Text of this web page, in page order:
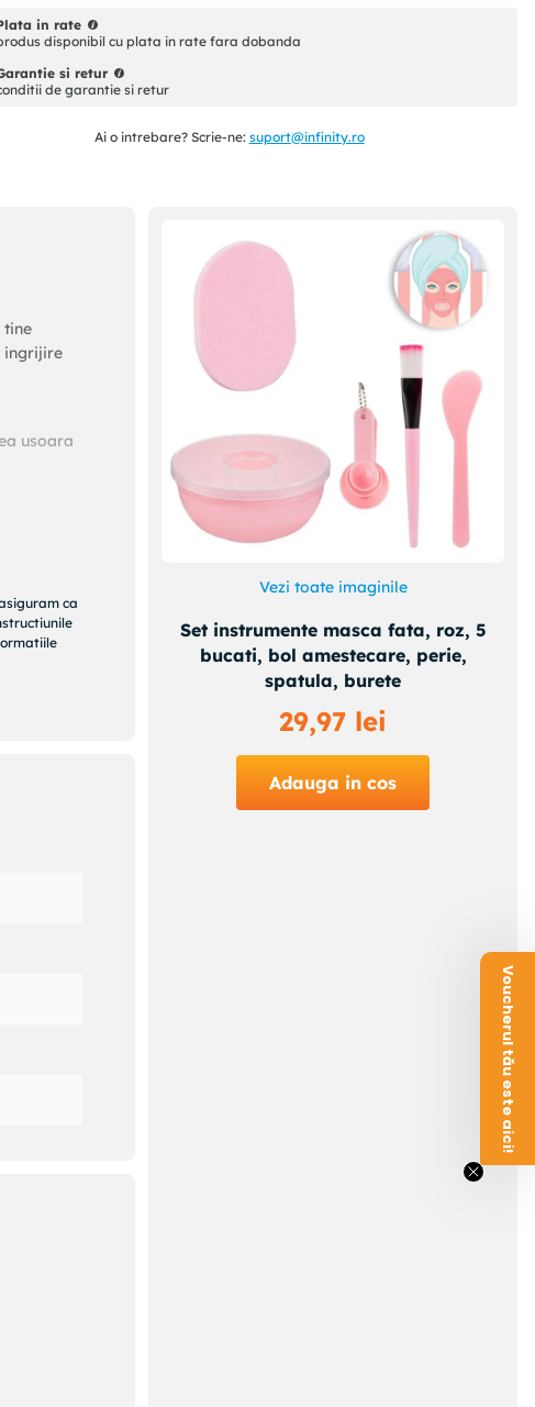
in rate
disponibil cu plata in rate fara dobanda
si retur
de garantie si retur
Ai o intrebare? Scrie-ne: suport@infinity.ro
tine
ingrijire
usoara
ingrijit.
ca
Vezi toate imaginile
Set instrumente masca fata, roz, 5
bucati, bol amestecare, perie,
spatula, burete
29,97 lei
Adauga in cos
Voucherul tău este aici!